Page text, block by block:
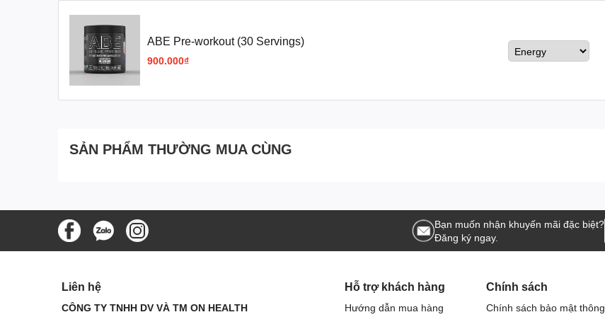
6. Câu hỏi thường gặp (FAQ)
Sản phẩm có gây nghiện không?
Không, ABE không gây nghiện hay lờn khi dùng lâu dài.
Hương vị nào được yêu thích nhất tại Việt Nam?
Energy Flavour (giống Redbull) rất được ưa chuộng nhờ mùi vị quen thuộc và thơm ngon.
ABE Pre-workout (30 Servings)
900.000₫
SẢN PHẨM THƯỜNG MUA CÙNG
Bạn muốn nhận khuyến mãi đặc biệt?
Đăng ký ngay.
Liên hệ
CÔNG TY TNHH DV VÀ TM ON HEALTH
Hỗ trợ khách hàng
Hướng dẫn mua hàng
Chính sách
Chính sách bảo mật thông